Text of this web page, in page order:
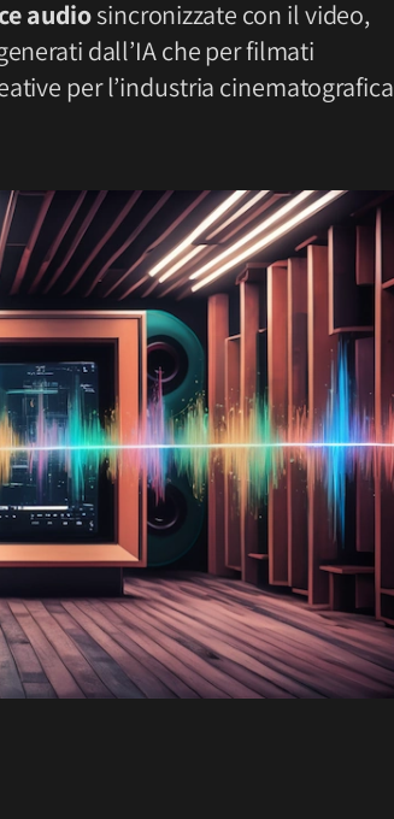
audiosincronizzate con il video,
dall’IA che per filmati
per l’industria cinematografica